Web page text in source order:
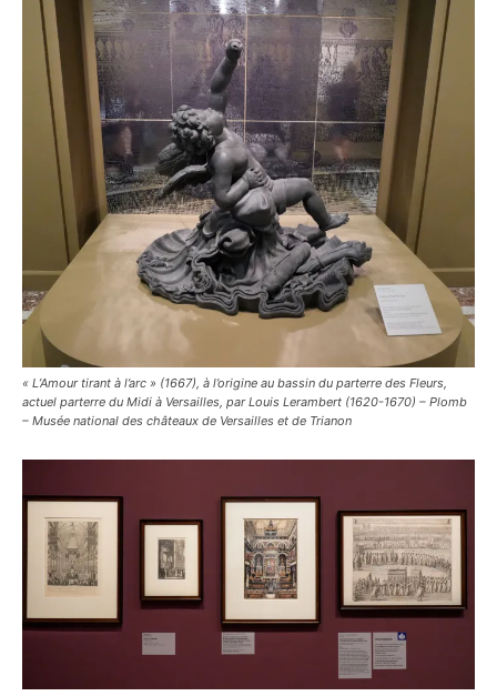
« L’Amour tirant à l’arc » (1667), à l’origine au bassin du parterre des Fleurs,
actuel parterre du Midi à Versailles, par Louis Lerambert (1620-1670) – Plomb
– Musée national des châteaux de Versailles et de Trianon